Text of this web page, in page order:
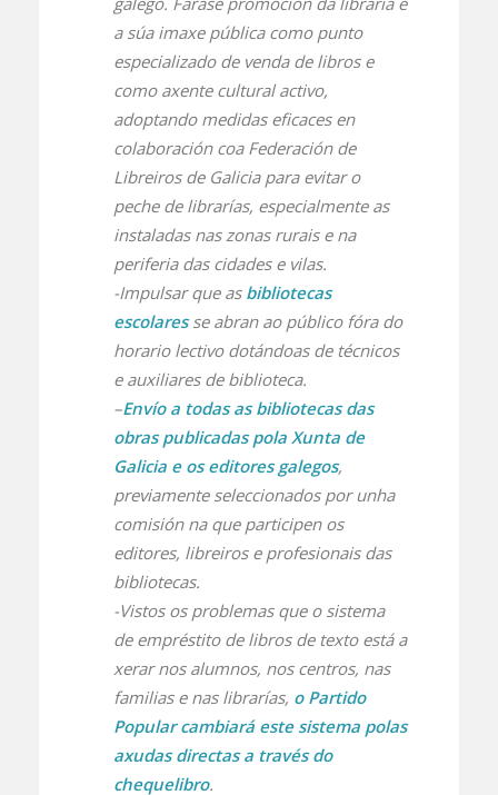
a súa imaxe pública como punto
especializado de venda de libros e
como axente cultural activo,
adoptando medidas eficaces en
colaboración coa Federación de
Libreiros de Galicia para evitar o
peche de librarías, especialmente as
instaladas nas zonas rurais e na
periferia das cidades e vilas.
-Impulsar que as bibliotecas
escolaresse abran ao público fóra do
horario lectivo dotándoas de técnicos
e auxiliares de biblioteca.
–Envío a todas as bibliotecas das
obras publicadas pola Xunta de
Galicia e os editores galegos,
previamente seleccionados por unha
comisión na que participen os
editores, libreiros e profesionais das
bibliotecas.
-Vistos os problemas que o sistema
de empréstito de libros de texto está a
xerar nos alumnos, nos centros, nas
familias e nas librarías, o Partido
Popular cambiará este sistema polas
axudas directas a través do
chequelibro.